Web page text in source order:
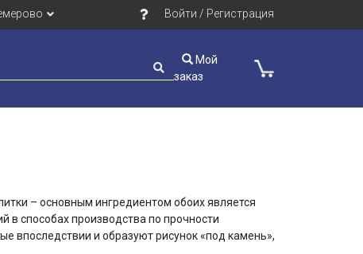
Войти / Регистрация
Мой
заказ
– основным ингредиентом обоих является
в способах производства по прочности
впоследствии и образуют рисунок «под камень»,